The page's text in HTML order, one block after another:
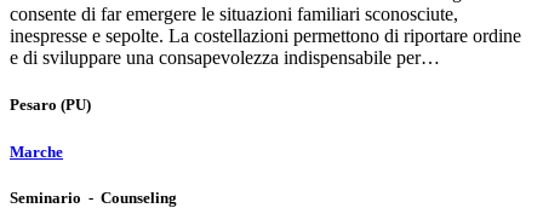
consente di far emergere le situazioni familiari sconosciute,
inespresse e sepolte. La costellazioni permettono di riportare ordine
e di sviluppare una consapevolezza indispensabile per…
Pesaro (PU)
Marche
Seminario - Counseling